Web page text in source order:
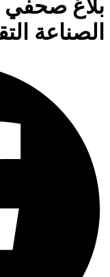
بلاغ
الصناعة